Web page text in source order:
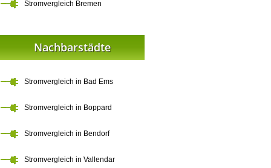
Stromvergleich Bremen
Nachbarstädte
Stromvergleich in Bad Ems
Stromvergleich in Boppard
Stromvergleich in Bendorf
Stromvergleich in Vallendar